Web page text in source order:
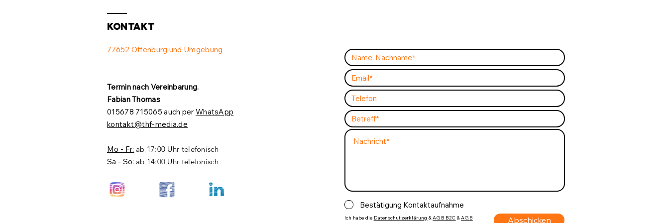
Kontakt
77652 Offenburg und Umgebung
Termin nach Vereinbarung.​
Fabian Thomas
015678 715065 auch per WhatsApp
kontakt@thf-media.de
Mo - Fr: ab 17:00 Uhr telefonisch
Sa - So: ab 14:00 Uhr telefonisch
Bestätigung Kontaktaufnahme
Ich habe die Datenschutzerklärung &AGB B2C &AGB Abschicken